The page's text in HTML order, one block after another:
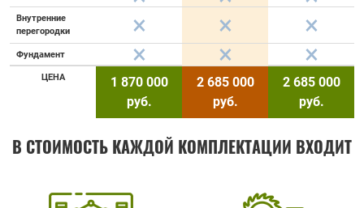
Внутренние
перегородки
Фундамент
ЦЕНА
1 870 000
руб.
2 685 000
руб.
2 685 000
руб.
В СТОИМОСТЬ КАЖДОЙ КОМПЛЕКТАЦИИ ВХОДИТ